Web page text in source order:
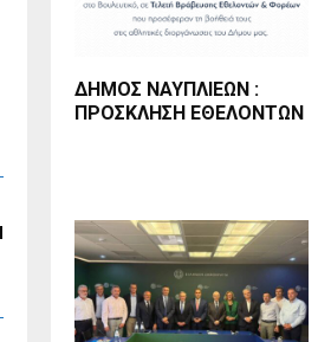
ΔΗΜΟΣ ΝΑΥΠΛΙΕΩΝ :
ΠΡΟΣΚΛΗΣΗ ΕΘΕΛΟΝΤΩΝ